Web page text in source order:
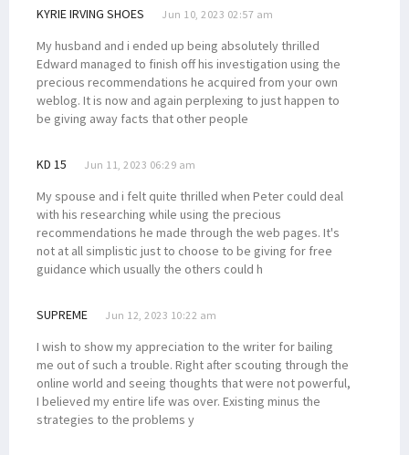
KYRIE IRVING SHOES Jun 10, 2023 02:57 am
My husband and i ended up being absolutely thrilled
Edward managed to finish off his investigation using the
precious recommendations he acquired from your own
weblog. It is now and again perplexing to just happen to
be giving away facts that other people
KD 15 Jun 11, 2023 06:29 am
My spouse and i felt quite thrilled when Peter could deal
with his researching while using the precious
recommendations he made through the web pages. It's
not at all simplistic just to choose to be giving for free
guidance which usually the others could h
SUPREME Jun 12, 2023 10:22 am
I wish to show my appreciation to the writer for bailing
me out of such a trouble. Right after scouting through the
online world and seeing thoughts that were not powerful,
I believed my entire life was over. Existing minus the
strategies to the problems y